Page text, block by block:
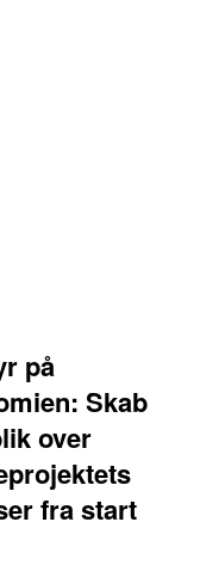
på
Skab
over
fra start